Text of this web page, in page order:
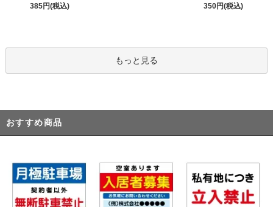
385円(税込)
350円(税込)
もっと見る
おすすめ商品